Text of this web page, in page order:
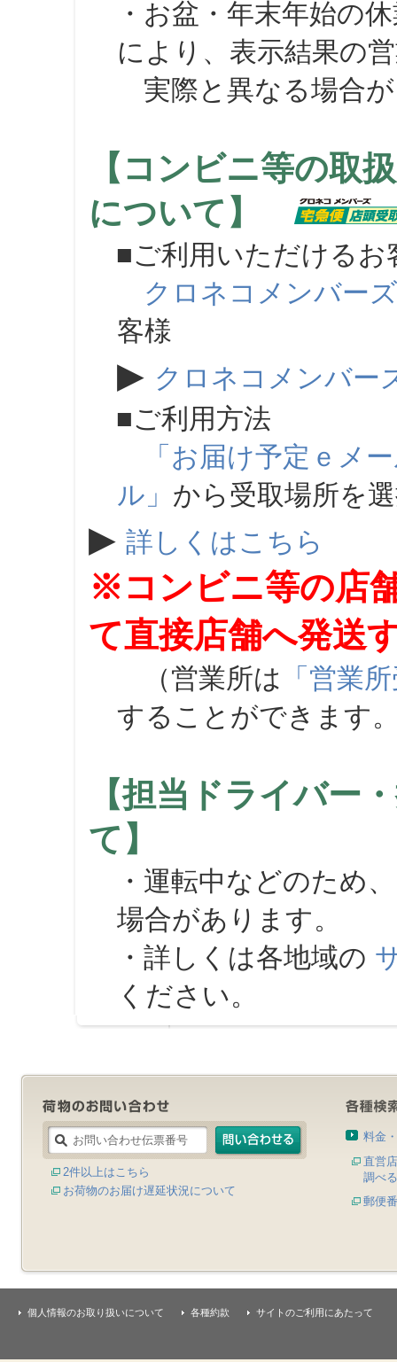
・お盆・年末年始の
により、表示結果の
実際と異なる場合が
【コンビニ等の取
について】
■ご利用いただけるお
クロネコメンバーズ
客様
▶ クロネコメンバー
■ご利用方法
「お届け予定ｅメ
ル」 から受取場所を
▶ 詳しくはこちら
※コンビニ等の店
て直接店舗へ発送
（営業所は 「営業
することができます
【担当ドライバー
て】
・運転中などのため
場合があります。
・詳しくは各地域の
ください。
2件以上はこちら
お荷物のお届け遅延状況について
料金
直営
調べる
郵便
個人情報のお取り扱いについて 各種約款 サイトのご利用にあたって